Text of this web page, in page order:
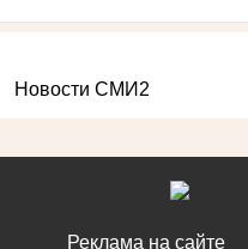
Новости СМИ2
Реклама на сайте